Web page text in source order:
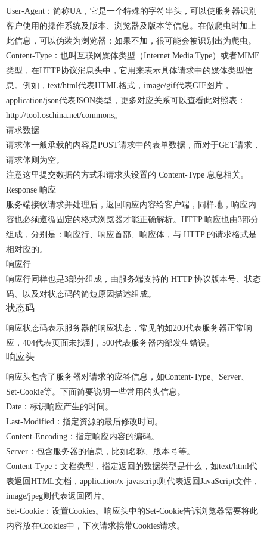
User-Agent：简称UA，它是一个特殊的字符串头，可以使服务器识别
客户使用的操作系统及版本、浏览器及版本等信息。在做爬虫时加上
此信息，可以伪装为浏览器；如果不加，很可能会被识别出为爬虫。
Content-Type：也叫互联网媒体类型（Internet Media Type）或者MIME
类型，在HTTP协议消息头中，它用来表示具体请求中的媒体类型信
息。例如，text/html代表HTML格式，image/gif代表GIF图片，
application/json代表JSON类型，更多对应关系可以查看此对照表：
http://tool.oschina.net/commons。
请求数据
请求体一般承载的内容是POST请求中的表单数据，而对于GET请求，
请求体则为空。
注意这里提交数据的方式和请求头设置的 Content-Type 息息相关。
Response 响应
服务端接收请求并处理后，返回响应内容给客户端，同样地，响应内
容也必须遵循固定的格式浏览器才能正确解析。HTTP 响应也由3部分
组成，分别是：响应行、响应首部、响应体，与 HTTP 的请求格式是
相对应的。
响应行
响应行同样也是3部分组成，由服务端支持的 HTTP 协议版本号、状态
码、以及对状态码的简短原因描述组成。
状态码
响应状态码表示服务器的响应状态，常见的如200代表服务器正常响
应，404代表页面未找到，500代表服务器内部发生错误。
响应头
响应头包含了服务器对请求的应答信息，如Content-Type、Server、
Set-Cookie等。下面简要说明一些常用的头信息。
Date：标识响应产生的时间。
Last-Modified：指定资源的最后修改时间。
Content-Encoding：指定响应内容的编码。
Server：包含服务器的信息，比如名称、版本号等。
Content-Type：文档类型，指定返回的数据类型是什么，如text/html代
表返回HTML文档，application/x-javascript则代表返回JavaScript文件，
image/jpeg则代表返回图片。
Set-Cookie：设置Cookies。响应头中的Set-Cookie告诉浏览器需要将此
内容放在Cookies中，下次请求携带Cookies请求。